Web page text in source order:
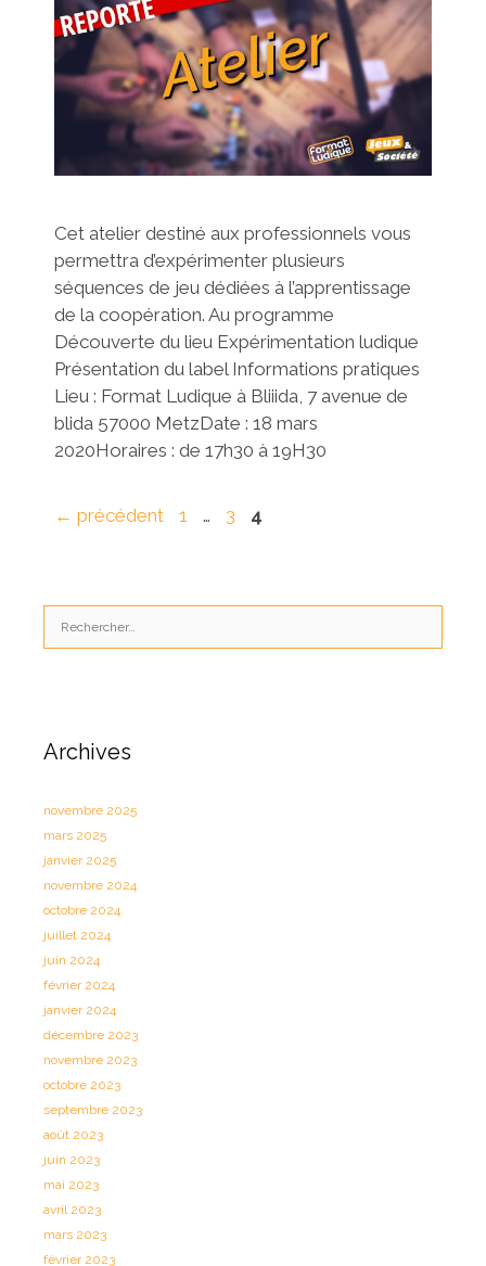
Cet atelier destiné aux professionnels vous
permettra d’expérimenter plusieurs
séquences de jeu dédiées à l’apprentissage
de la coopération. Au programme
Découverte du lieu Expérimentation ludique
Présentation du label Informations pratiques
Lieu : Format Ludique à Bliiida, 7 avenue de
blida 57000 MetzDate : 18 mars
2020Horaires : de 17h30 à 19H30
← précédent Page
1 … Page
3 Page
4
Archives
novembre 2025
mars 2025
janvier 2025
novembre 2024
octobre 2024
juillet 2024
juin 2024
février 2024
janvier 2024
décembre 2023
novembre 2023
octobre 2023
septembre 2023
août 2023
juin 2023
mai 2023
avril 2023
mars 2023
février 2023